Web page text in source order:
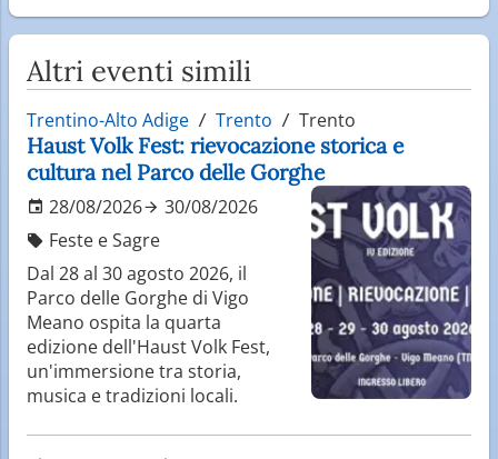
Altri eventi simili
Trentino-Alto Adige Trento Trento
Haust Volk Fest: rievocazione storica e
cultura nel Parco delle Gorghe
28/08/2026
30/08/2026
Feste e Sagre
Dal 28 al 30 agosto 2026, il
Parco delle Gorghe di Vigo
Meano ospita la quarta
edizione dell'Haust Volk Fest,
un'immersione tra storia,
musica e tradizioni locali.